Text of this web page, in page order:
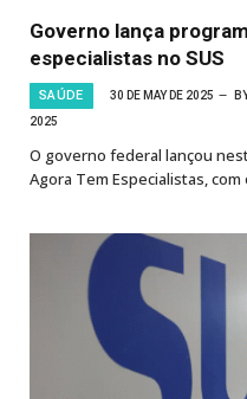
Governo lança
especialistas no SUS
SAÚDE 30 DE MAY DE 2025
2025
O governo federal lançou
Agora Tem Especialistas,